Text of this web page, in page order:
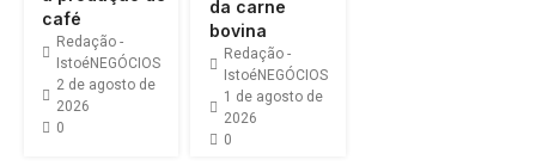
café
Redação -
IstoéNEGÓCIOS
2 de agosto de
2026
0
da carne
bovina
Redação -
IstoéNEGÓCIOS
1 de agosto de
2026
0